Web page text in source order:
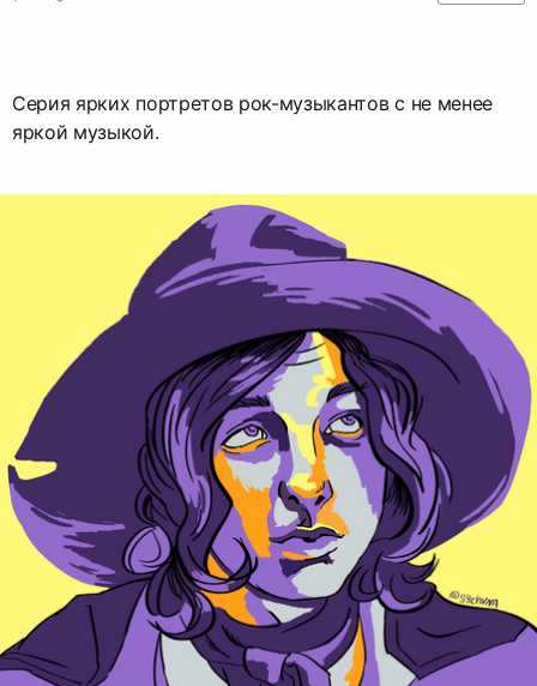
Серия ярких портретов рок-музыкантов с не менее
яркой музыкой.